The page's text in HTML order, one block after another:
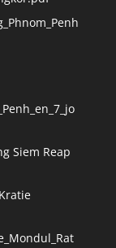
Siem Reap